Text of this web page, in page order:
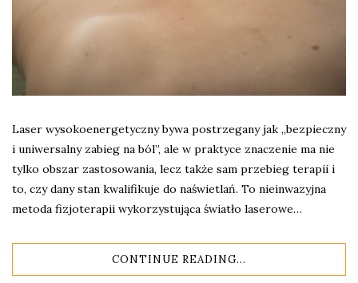
Laser wysokoenergetyczny bywa postrzegany jak „bezpieczny
i uniwersalny zabieg na ból”, ale w praktyce znaczenie ma nie
tylko obszar zastosowania, lecz także sam przebieg terapii i
to, czy dany stan kwalifikuje do naświetlań. To nieinwazyjna
metoda fizjoterapii wykorzystująca światło laserowe…
CONTINUE READING...